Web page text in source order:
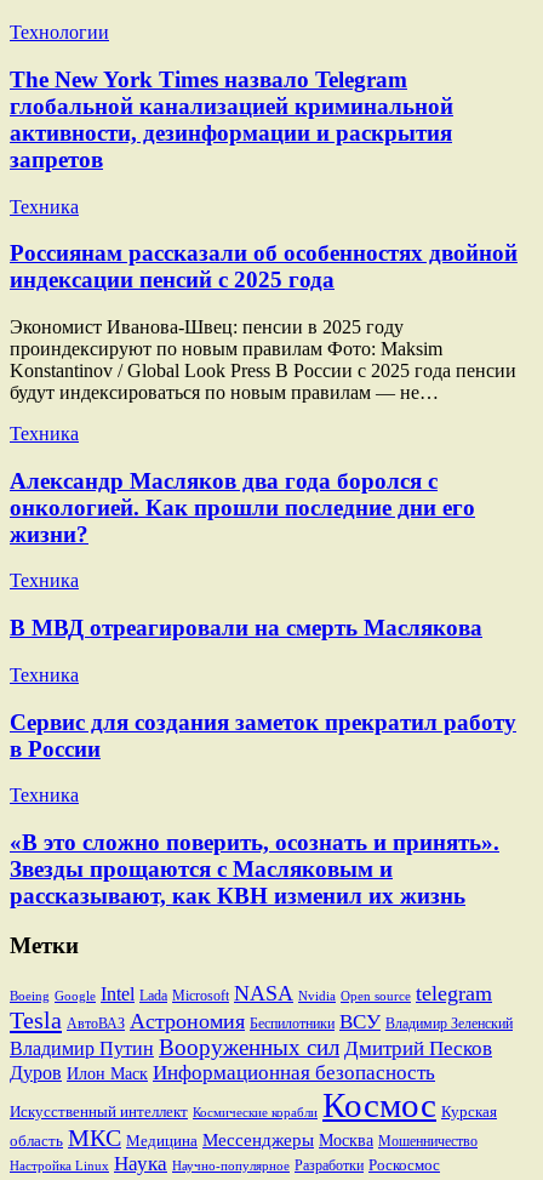
Технологии
The New York Times назвало Telegram
глобальной канализацией криминальной
активности, дезинформации и раскрытия
запретов
Техника
Россиянам рассказали об особенностях двойной
индексации пенсий с 2025 года
Экономист Иванова-Швец: пенсии в 2025 году
проиндексируют по новым правилам Фото: Maksim
Konstantinov / Global Look Press В России с 2025 года пенсии
будут индексироваться по новым правилам — не…
Техника
Александр Масляков два года боролся с
онкологией. Как прошли последние дни его
жизни?
Техника
В МВД отреагировали на смерть Маслякова
Техника
Сервис для создания заметок прекратил работу
в России
Техника
«В это сложно поверить, осознать и принять».
Звезды прощаются с Масляковым и
рассказывают, как КВН изменил их жизнь
Метки
Boeing Google Intel Lada Microsoft NASA Nvidia Open source telegram
Tesla АвтоВАЗ Астрономия Беспилотники ВСУ Владимир Зеленский
Владимир Путин Вооруженных сил Дмитрий Песков
Дуров Илон Маск Информационная безопасность
Искусственный интеллект Космические корабли Космос Курская
область МКС Медицина Мессенджеры Москва Мошенничество
Настройка Linux Наука Научно-популярное Разработки Роскосмос